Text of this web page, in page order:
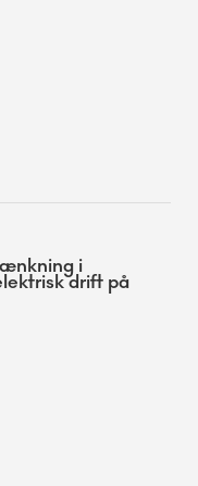
i
drift på